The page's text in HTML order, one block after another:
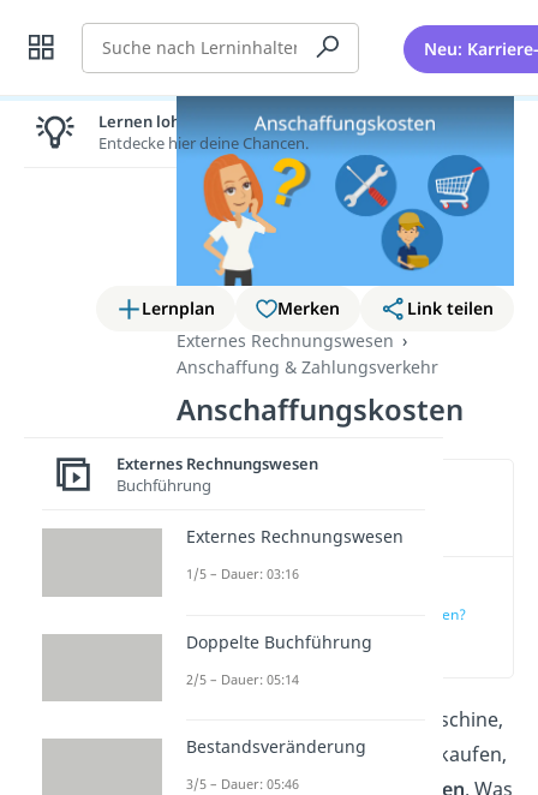
Suche Neu:
Lernplan Merken
Link teilen
Externes Rechnungswesen
Anschaffung & Zahlungsverkehr
Anschaffungskosten
Wichtige Inhalte in diesem
Anschaffungskosten?
(00:11)
Wenn Unternehmen eine Maschine,
ein Gebäude oder Sonstiges kaufen,
entstehenAnschaffungskosten. Was
Lernen lohnt sich!
Entdecke hier deine Chancen.
Externes Rechnungswesen
Buchführung
Externes Rechnungswesen
1/5 – Dauer: 03:16
Doppelte Buchführung
2/5 – Dauer: 05:14
Bestandsveränderung
3/5 – Dauer: 05:46